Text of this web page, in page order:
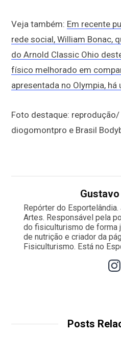
Veja também: Em recente
rede social, William Bonac,
do Arnold Classic Ohio
físico melhorado em
apresentada no Olympia, há
Foto destaque:
diogomontpro e Brasil
Gustavo
Repórter do
Artes. Responsável pela
do fisiculturismo de forma
de nutrição e criador da
Fisiculturismo. Está no
Posts